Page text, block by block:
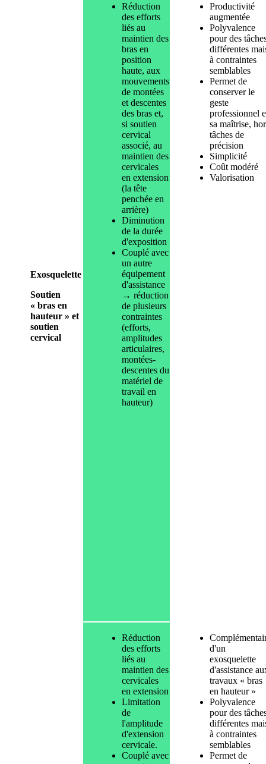
Exosquelette
Soutien
« bras en
hauteur » et
soutien
cervical
Réduction
des efforts
liés au
maintien des
bras en
position
haute, aux
mouvements
de montées
et descentes
des bras et,
si soutien
cervical
associé, au
maintien des
cervicales
en extension
(la tête
penchée en
arrière)
Diminution
de la durée
d'exposition
Couplé avec
un autre
équipement
d'assistance
→ réduction
de plusieurs
contraintes
(efforts,
amplitudes
articulaires,
montées-
descentes du
matériel de
travail en
hauteur)
Productivité
augmentée
Polyvalence
pour des
différentes
à contraintes
semblables
Permet de
conserver le
geste
professionnel
sa maîtrise,
tâches de
précision
Simplicité
Coût modéré
Valorisation
Réduction
des efforts
liés au
maintien des
cervicales
en extension
Limitation
de
l'amplitude
d'extension
cervicale.
Couplé avec
d'un
exosquelette
d'assistance
travaux « bras
en hauteur »
Polyvalence
pour des
différentes
à contraintes
semblables
Permet de